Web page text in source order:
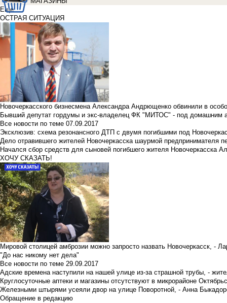
Еще
ОСТРАЯ СИТУАЦИЯ
Новочеркасского бизнесмена Александра Андрющенко обвинили в
Бывший депутат гордумы и экс-владелец ФК "МИТОС" - под домашним
Все новости по теме 07.09.2017
Эксклюзив: схема резонансного ДТП с двумя погибшими под
Дело отравившего жителей Новочеркасска шаурмой предпринимателя
Начался сбор средств для сыновей погибшего жителя Новочеркасска
ХОЧУ СКАЗАТЬ!
Мировой столицей амброзии можно запросто назвать Новочеркасск, -
"До нас никому нет дела"
Все новости по теме 29.09.2017
Адские времена наступили на нашей улице из-за страшной трубы, -
Круглосуточные аптеки и магазины отсутствуют в микрорайоне
Железными штырями усеяли двор на улице Поворотной, - Анна
Обращение в редакцию